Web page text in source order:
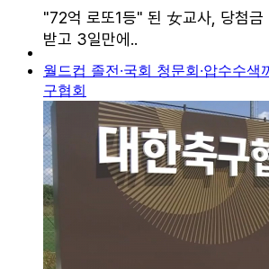
월드컵 졸전·국회 청문회·압수수
구협회